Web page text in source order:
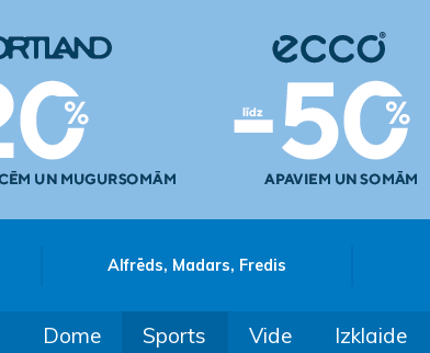
Alfrēds, Madars, Fredis
Dome Sports Vide Izklaide